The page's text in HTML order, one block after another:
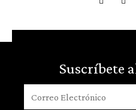
Suscríbete